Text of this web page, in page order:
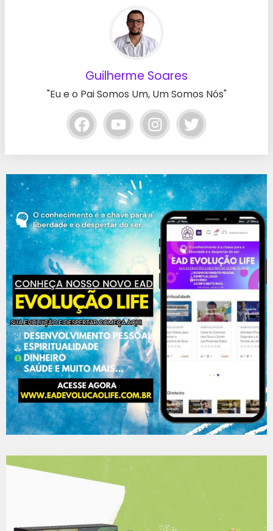
Guilherme Soares
"Eu e o Pai Somos Um, Um Somos Nós"